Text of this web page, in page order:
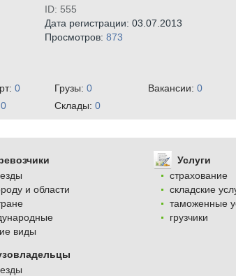
ID: 555
Дата регистрации: 03.07.2013
Просмотров: 873
0 Грузы: 0 Вакансии: 0
0 Cклады: 0
и области
виды
Услуги
страхование
складские
таможенные
грузчики